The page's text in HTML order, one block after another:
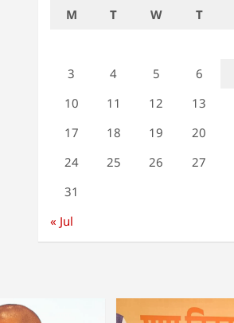
M
T W T
3
4 5 6
10
11 12 13
17
18 19 20
24
25 26 27
31
« Jul